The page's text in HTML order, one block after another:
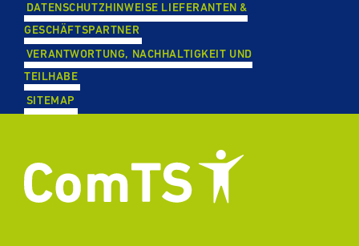
DATEN­SCHUTZ­HIN­WEISE LIE­FE­RAN­TEN &
GESCHÄFTS­PART­NER
VER­ANT­WOR­TUNG, NACH­HAL­TIG­KEIT UND
TEILHABE
SITEMAP